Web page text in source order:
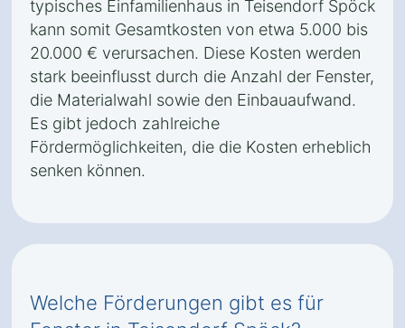
typisches Einfamilienhaus in Teisendorf Spöck
kann somit Gesamtkosten von etwa 5.000 bis
20.000 € verursachen. Diese Kosten werden
stark beeinflusst durch die Anzahl der Fenster,
die Materialwahl sowie den Einbauaufwand.
Es gibt jedoch zahlreiche
Fördermöglichkeiten, die die Kosten erheblich
senken können.
Welche Förderungen gibt es für